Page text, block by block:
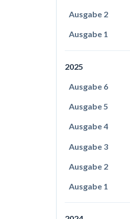
Ausgabe 2
Ausgabe 1
2025
Ausgabe 6
Ausgabe 5
Ausgabe 4
Ausgabe 3
Ausgabe 2
Ausgabe 1